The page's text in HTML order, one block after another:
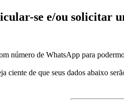
se e/ou solicitar
número de WhatsApp para
ciente de que seus dados abaixo